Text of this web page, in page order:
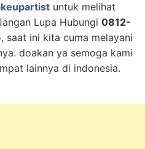
untuk melihat
Lupa Hubungi 0812-
saat ini kita cuma melayani
doakan ya semoga kami
lainnya di indonesia.